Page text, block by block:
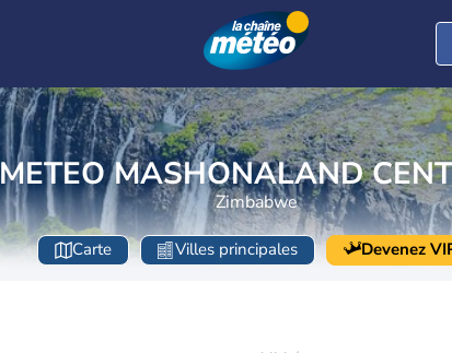
METEO MASHONALAND
Zimbabwe
Carte Villes principales Devenez